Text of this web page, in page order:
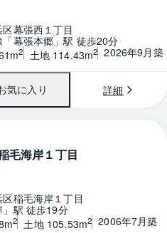
幕張西１丁目
幕張本郷」駅 徒歩20分
2 土地 114.43m2 2026年9月築
気に入り 詳細
1 / 0 間取り
毛海岸１丁目
稲毛海岸１丁目
駅 徒歩19分
2 土地 105.53m2 2006年7月築